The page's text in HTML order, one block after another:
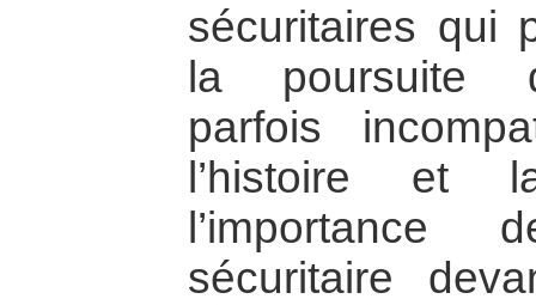
sécuritaires qui
la poursuite
parfois
l’histoire et
l’importance
sécuritaire